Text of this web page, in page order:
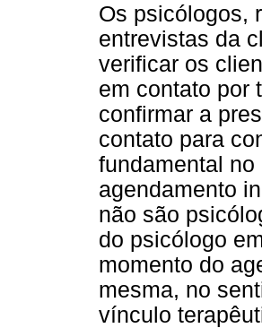
Os psicólogos,
entrevistas da
verificar os
em contato por
confirmar a
contato para
fundamental
agendamento
não são
do psicólogo
momento do
mesma, no
vínculo